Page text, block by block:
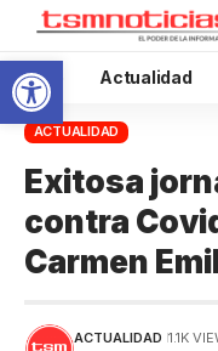
Abrir barra de
Inicio Actualidad
ACTUALIDAD
Exitosa
contra
Carmen
ACTUALIDAD 1.1K